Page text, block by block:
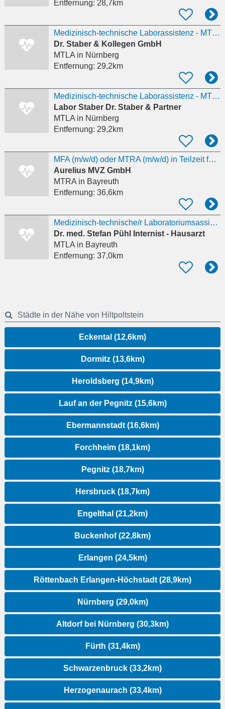
Entfernung: 28,7km
Medizinisch-technische Laborassistenz - MTLA/Biologe (m/w/d) - Mikrobiologie
Dr. Staber & Kollegen GmbH
MTLAin Nürnberg
Entfernung: 29,2km
Medizinisch-technische Laborassistenz - MTLA/Biologe (m/w/d) - Mikrobiologie
Labor Staber Dr. Staber & Partner
MTLAin Nürnberg
Entfernung: 29,2km
MFA (m/w/d) oder MTRA (m/w/d) in Teilzeit für MVZ gesucht
Aurelius MVZ GmbH
MTRAin Bayreuth
Entfernung: 36,6km
Medizinisch-technische/r Laboratoriumsassistent/in
Dr. med. Stefan Pühl Internist - Hausarzt
MTLAin Bayreuth
Entfernung: 37,0km
Städte in der Nähe von Hiltpoltstein
Eckental (12,6km)
Dormitz (13,6km)
Heroldsberg (14,9km)
Lauf an der Pegnitz (15,6km)
Ebermannstadt (16,6km)
Forchheim (18,1km)
Pegnitz (18,7km)
Hersbruck (18,7km)
Engelthal (21,2km)
Buckenhof (22,8km)
Erlangen (24,5km)
Röttenbach Erlangen-Höchstadt (28,9km)
Nürnberg (29,0km)
Altdorf bei Nürnberg (30,3km)
Fürth (31,4km)
Schwarzenbruck (33,2km)
Herzogenaurach (33,4km)